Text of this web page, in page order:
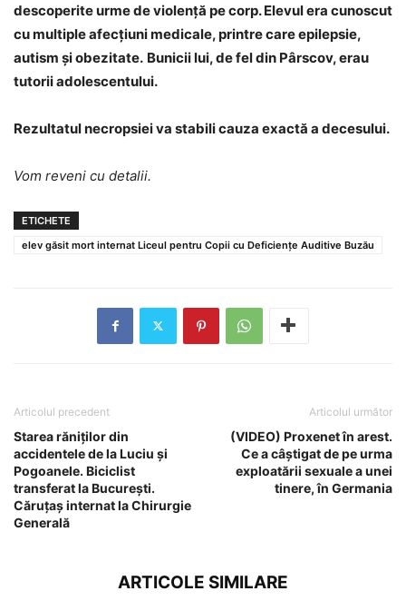
descoperite urme de violență pe corp. Elevul era cunoscut
cu multiple afecțiuni medicale, printre care epilepsie,
autism și obezitate. Bunicii lui, de fel din Pârscov, erau
tutorii adolescentului.
Rezultatul necropsiei va stabili cauza exactă a decesului.
Vom reveni cu detalii.
ETICHETE
elev găsit mort internat Liceul pentru Copii cu Deficiențe Auditive Buzău
Articolul precedent
Starea răniților din
accidentele de la Luciu și
Pogoanele. Biciclist
transferat la București.
Căruțaș internat la Chirurgie
Generală
Articolul următor
(VIDEO) Proxenet în arest.
Ce a câștigat de pe urma
exploatării sexuale a unei
tinere, în Germania
ARTICOLE SIMILARE